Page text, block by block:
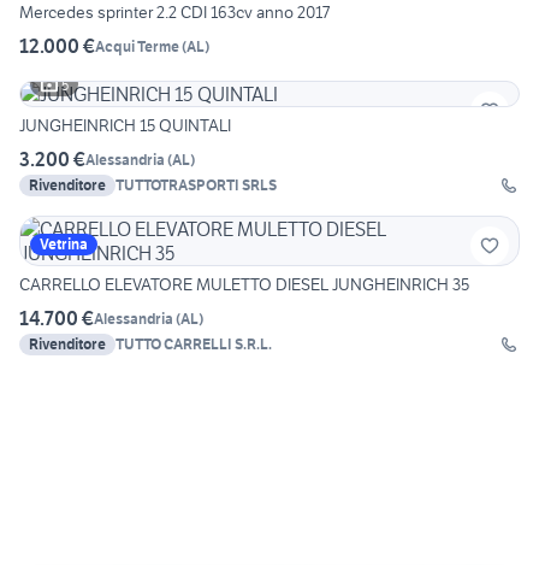
Mercedes sprinter 2.2 CDI 163cv anno 2017
12.000 €Acqui Terme(AL)
5
JUNGHEINRICH 15 QUINTALI
3.200 €Alessandria (AL)
Rivenditore TUTTOTRASPORTI SRLS
Vetrina
CARRELLO ELEVATORE MULETTO DIESEL JUNGHEINRICH 35
14.700 €Alessandria (AL)
Rivenditore TUTTO CARRELLI S.R.L.